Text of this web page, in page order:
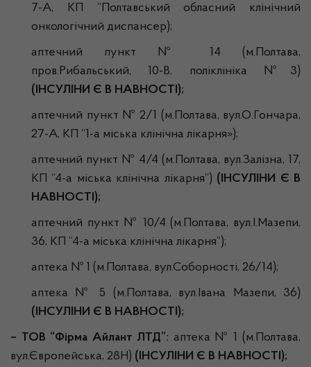
7-А, КП “Полтавський обласний клінічний
онкологічний диспансер);
аптечний пункт № 14 (м.Полтава,
пров.Рибальський, 10-В, поліклініка №3)
(ІНСУЛІНИ Є В НАВНОСТІ);
аптечний пункт № 2/1 (м.Полтава, вул.О.Гончара,
27-А, КП “1-а міська клінічна лікарня»);
аптечний пункт № 4/4 (м.Полтава, вул.Залізна, 17,
КП “4-а міська клінічна лікарня”) (ІНСУЛІНИ Є В
НАВНОСТІ);
аптечний пункт № 10/4 (м.Полтава, вул.І.Мазепи,
36, КП “4-а міська клінічна лікарня”);
аптека № 1 (м.Полтава, вул.Соборності, 26/14);
аптека № 5 (м.Полтава, вул.Івана Мазепи, 36)
(ІНСУЛІНИ Є В НАВНОСТІ);
– ТОВ “Фірма Айлант ЛТД”: аптека № 1 (м.Полтава,
вул.Європейська, 28Н) (ІНСУЛІНИ Є В НАВНОСТІ);